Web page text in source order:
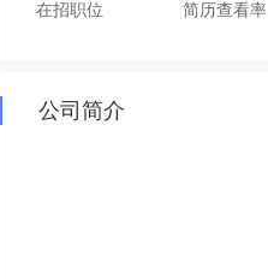
在招职位 简历查看率
公司简介